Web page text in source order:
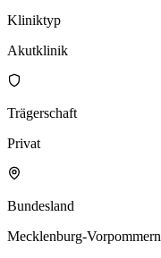
Kliniktyp
Akutklinik
Trägerschaft
Privat
Bundesland
Mecklenburg-Vorpommern